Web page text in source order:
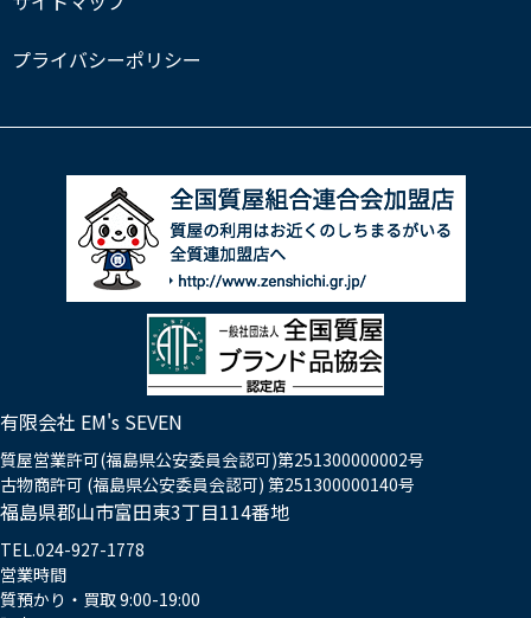
プライバシーポリシー
有限会社 EM's SEVEN
質屋営業許可(福島県公安委員会認可)第251300000002号
古物商許可 (福島県公安委員会認可) 第251300000140号
福島県郡山市富田東3丁目114番地
TEL.024-927-1778
営業時間
質預かり・買取 9:00-19:00